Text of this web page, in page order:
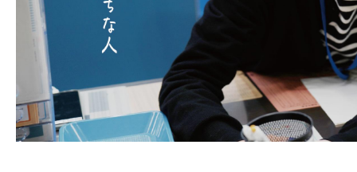
ン
タ